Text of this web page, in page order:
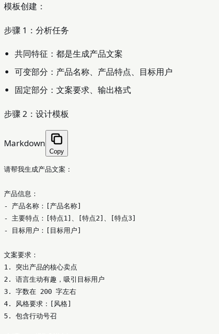
模板创建：
步骤 1：分析任务
共同特征：都是生成产品文案
可变部分：产品名称、产品特点、目标用户
固定部分：文案要求、输出格式
步骤 2：设计模板
Markdown
Copy
请帮我生成产品文案：
-
-
-
目标用户：[目标用户]
1.
2.
3.
4.
5.